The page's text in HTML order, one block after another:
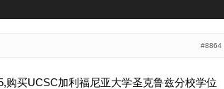
#8864
购买UCSC加利福尼亚大学圣克鲁兹分校学位